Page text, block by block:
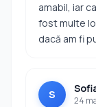
amabil, iar
fost multe
dacă am fi
S 24